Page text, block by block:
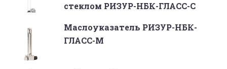
стеклом РИЗУР-НБК-ГЛАСС-С
Маслоуказатель РИЗУР-НБК-
ГЛАСС-М